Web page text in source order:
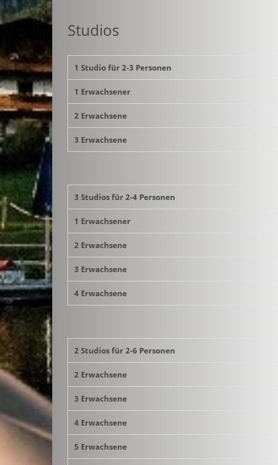
Studios
1 Studio für 2-3 Personen
1 Erwachsener
2 Erwachsene
3 Erwachsene
3 Studios für 2-4 Personen
1 Erwachsener
2 Erwachsene
3 Erwachsene
4 Erwachsene
2 Studios für 2-6 Personen
2 Erwachsene
3 Erwachsene
4 Erwachsene
5 Erwachsene